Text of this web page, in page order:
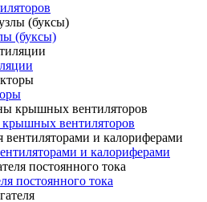
(буксы)
вентиляторов
и калориферами
постоянного тока